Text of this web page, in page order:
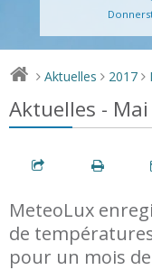
> Aktuelles > 2017 >
Aktuelles -
MeteoLux
de
pour un mois